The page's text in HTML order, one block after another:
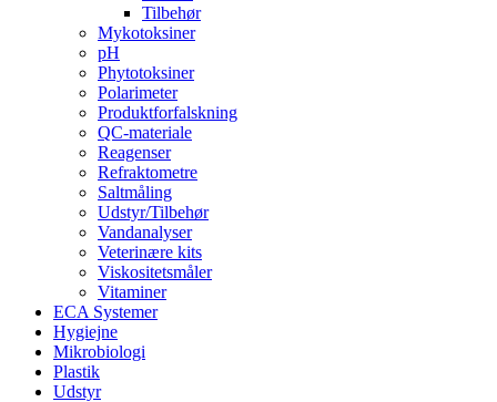
Tilbehør
Mykotoksiner
pH
Phytotoksiner
Polarimeter
Produktforfalskning
QC-materiale
Reagenser
Refraktometre
Saltmåling
Udstyr/Tilbehør
Vandanalyser
Veterinære kits
Viskositetsmåler
Vitaminer
ECA Systemer
Hygiejne
Mikrobiologi
Plastik
Udstyr